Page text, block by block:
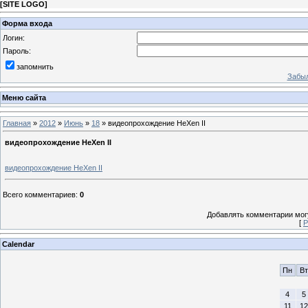
[SITE LOGO]
Форма входа
Логин:
Пароль:
запомнить
Меню сайта
Главная » 2012 » Июнь » 18 » видеопрохождение HeXen II
видеопрохождение HeXen II
видеопрохождение HeXen II
Всего комментариев: 0
Добавлять комментарии
[
Calendar
Пн Вт
4
5
11
12